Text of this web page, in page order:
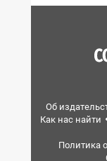
Об
Как нас найти
Политика